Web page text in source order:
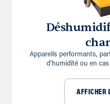
Appareils performants,
d’humidité ou en
AFFICHER